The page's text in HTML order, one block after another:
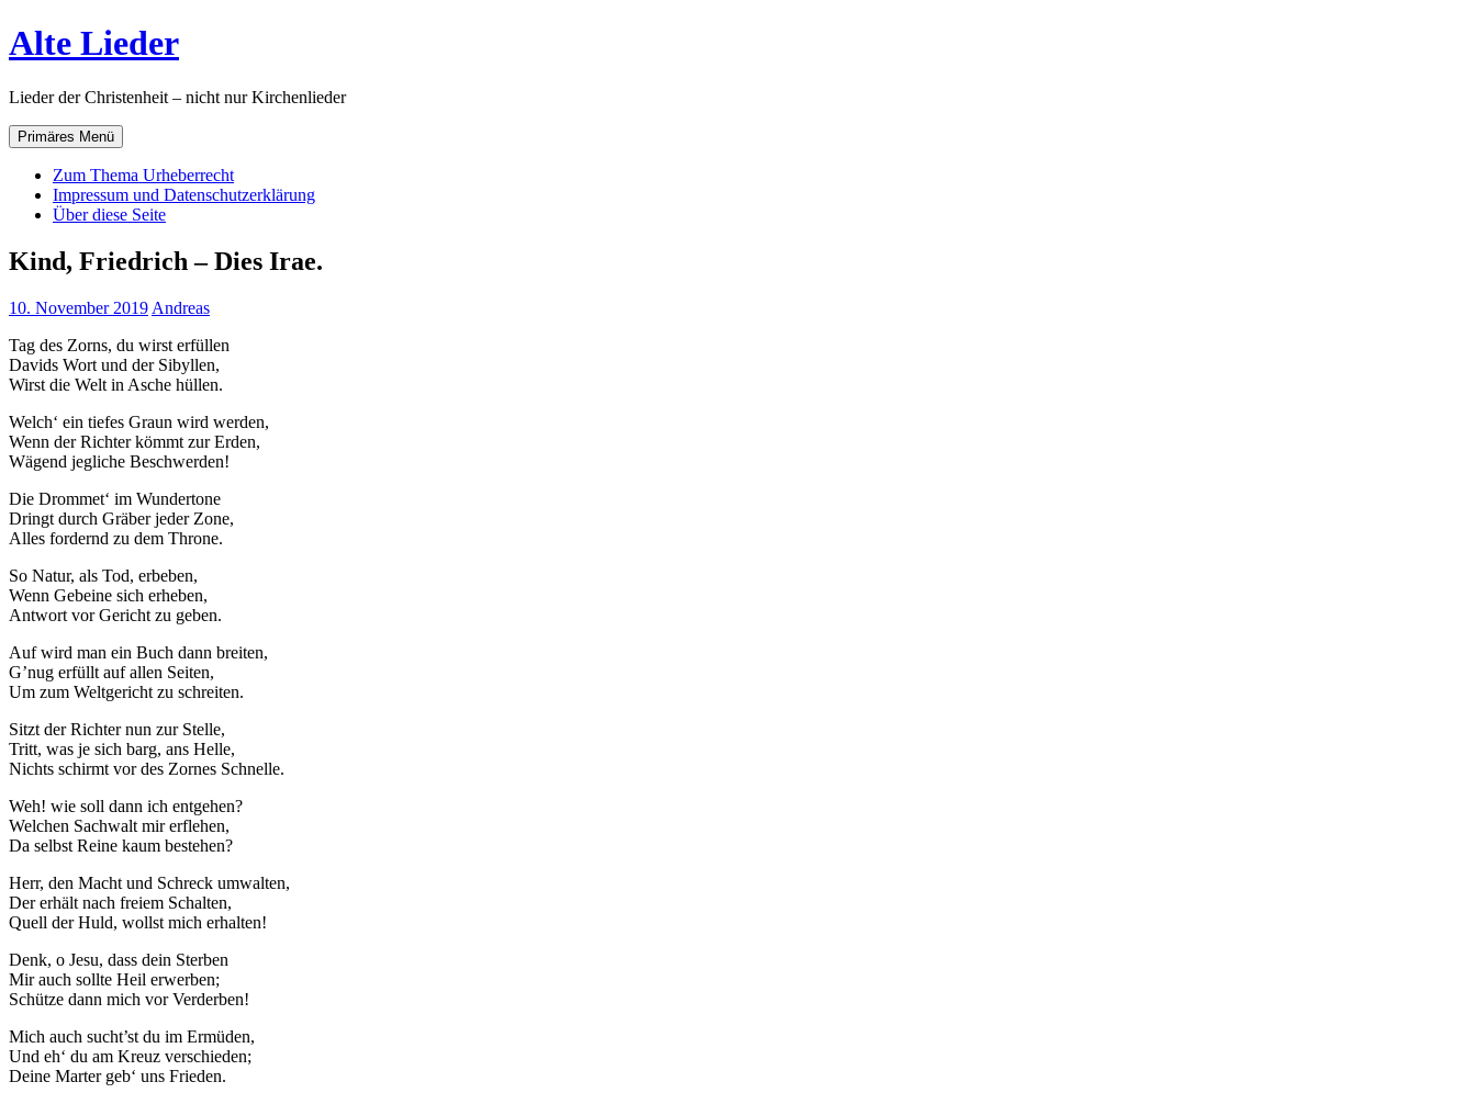
Zum
Inhalt
Alte Lieder
Lieder der Christenheit – nicht nur Kirchenlieder
Primäres Menü
Zum Thema Urheberrecht
Impressum und Datenschutzerklärung
Über diese Seite
Kind, Friedrich – Dies Irae.
10. November 2019 Andreas
Tag des Zorns, du wirst erfüllen
Davids Wort und der Sibyllen,
Wirst die Welt in Asche hüllen.
Welch‘ ein tiefes Graun wird werden,
Wenn der Richter kömmt zur Erden,
Wägend jegliche Beschwerden!
Die Drommet‘ im Wundertone
Dringt durch Gräber jeder Zone,
Alles fordernd zu dem Throne.
So Natur, als Tod, erbeben,
Wenn Gebeine sich erheben,
Antwort vor Gericht zu geben.
Auf wird man ein Buch dann breiten,
G’nug erfüllt auf allen Seiten,
Um zum Weltgericht zu schreiten.
Sitzt der Richter nun zur Stelle,
Tritt, was je sich barg, ans Helle,
Nichts schirmt vor des Zornes Schnelle.
Weh! wie soll dann ich entgehen?
Welchen Sachwalt mir erflehen,
Da selbst Reine kaum bestehen?
Herr, den Macht und Schreck umwalten,
Der erhält nach freiem Schalten,
Quell der Huld, wollst mich erhalten!
Denk, o Jesu, dass dein Sterben
Mir auch sollte Heil erwerben;
Schütze dann mich vor Verderben!
Mich auch sucht’st du im Ermüden,
Und eh‘ du am Kreuz verschieden;
Deine Marter geb‘ uns Frieden.